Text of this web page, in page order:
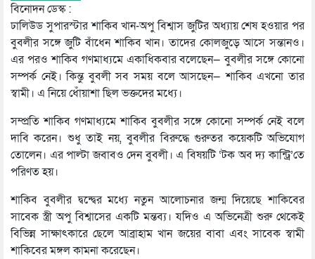
বিনোদন ডেস্ক :
ঢালিউড সুপারস্টার শাকিব খান-অপু বিশ্বাস জুটির অধ্যায় শেষ হওয়ার পর
বুবলীর সঙ্গে জুটি বাঁধেন শাকিব খান। তাদের কোলজুড়ে আসে সন্তানও।
এর পরও শাকিব গণমাধ্যমে একাধিকবার বলেছেন— বুবলীর সঙ্গে কোনো
সম্পর্ক নেই। কিন্তু বুবলী সব সময় বলে আসছেন— শাকিব এখনো তার
স্বামী। এ নিয়ে ধোঁয়াশা ছিল ভক্তদের মধ্যে।
সম্প্রতি শাকিব গণমাধ্যমে শাকিব বুবলীর সঙ্গে কোনো সম্পর্ক নেই বলে
দাবি করেন। শুধু তাই নয়, বুবলীর বিরুদ্ধে গুরুতর কয়েকটি অভিযোগ
তোলেন। এর পাল্টা জবাবও দেন বুবলী। এ বিষয়টি ‘টক অব দ্য কান্ট্রি’তে
পরিণত হয়।
শাকিব বুবলীর দ্বন্দ্বের মধ্যে নতুন আলোচনার জন্ম দিয়েছে শাকিবের
সাবেক স্ত্রী অপু বিশ্বাসের একটি মন্তব্য। যদিও এ অভিনেত্রী শুরু থেকেই
বিভিন্ন সাক্ষাৎকারে ছেলে আব্রাহাম খান জয়ের বাবা এবং সাবেক স্বামী
শাকিবের মঙ্গল কামনা করেছেন।